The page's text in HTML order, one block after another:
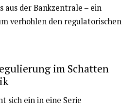
aus der Bankzentrale – ein
verhohlen den regulatorischen
im Schatten
sich ein in eine Serie